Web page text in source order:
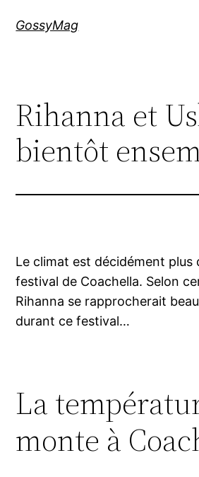
GossyMag
Rihanna et
bientôt
Le climat est décidément plus
festival de Coachella. Selon
Rihanna se rapprocherait
durant ce festival…
La
monte à